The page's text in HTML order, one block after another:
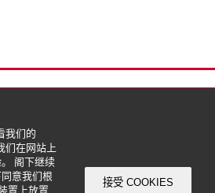
我们的
们在网站上
阁下继续
意我们根
置上放置
接受 COOKIES
达注册成立之有限公司)